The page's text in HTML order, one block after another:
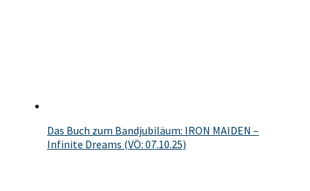
Das Buch zum Bandjubiläum: IRON MAIDEN –
Infinite Dreams (VÖ: 07.10.25)